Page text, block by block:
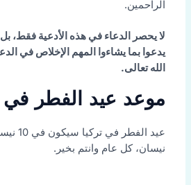
الراحمين.
لا يحصر الدعاء في هذه الأدعية فقط،
يدعوا بما يشاءوا المهم الإخلاص في
الله تعالى.
موعد عيد الفطر في
نيسان، كل عام وانتم بخير.